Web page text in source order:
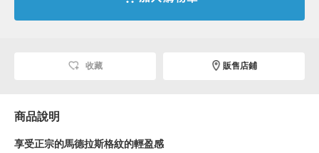
收藏 販售店鋪
商品說明
享受正宗的馬德拉斯格紋的輕盈感